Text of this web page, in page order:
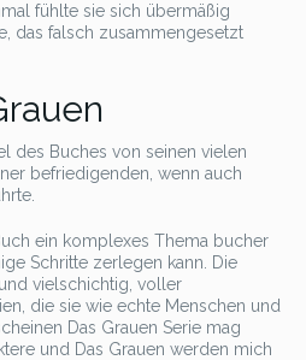
fühlte sie sich übermäßig
das falsch zusammengesetzt
des Buches von seinen vielen
befriedigenden, wenn auch
ein komplexes Thema bucher
Schritte zerlegen kann. Die
vielschichtig, voller
die sie wie echte Menschen und
Das Grauen Serie mag
und Das Grauen werden mich